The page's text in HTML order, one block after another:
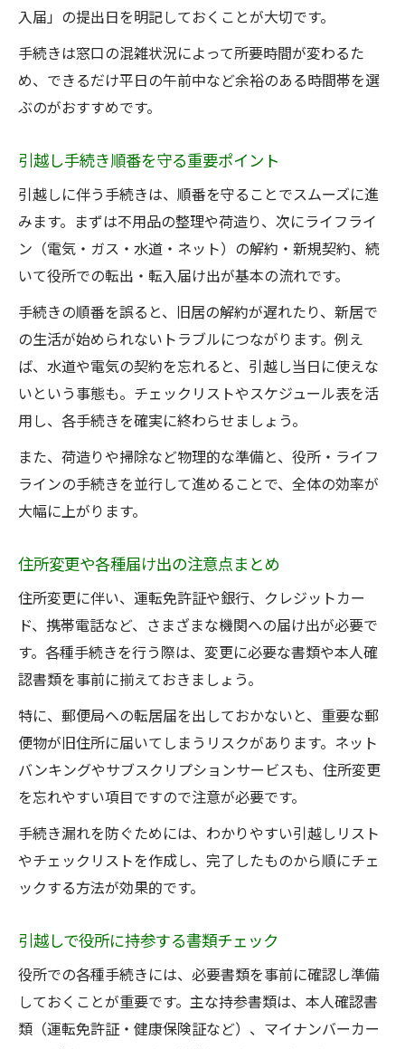
入届」の提出日を明記しておくことが大切です。
手続きは窓口の混雑状況によって所要時間が変わるた
め、できるだけ平日の午前中など余裕のある時間帯を選
ぶのがおすすめです。
引越し手続き順番を守る重要ポイント
引越しに伴う手続きは、順番を守ることでスムーズに進
みます。まずは不用品の整理や荷造り、次にライフライ
ン（電気・ガス・水道・ネット）の解約・新規契約、続
いて役所での転出・転入届け出が基本の流れです。
手続きの順番を誤ると、旧居の解約が遅れたり、新居で
の生活が始められないトラブルにつながります。例え
ば、水道や電気の契約を忘れると、引越し当日に使えな
いという事態も。チェックリストやスケジュール表を活
用し、各手続きを確実に終わらせましょう。
また、荷造りや掃除など物理的な準備と、役所・ライフ
ラインの手続きを並行して進めることで、全体の効率が
大幅に上がります。
住所変更や各種届け出の注意点まとめ
住所変更に伴い、運転免許証や銀行、クレジットカー
ド、携帯電話など、さまざまな機関への届け出が必要で
す。各種手続きを行う際は、変更に必要な書類や本人確
認書類を事前に揃えておきましょう。
特に、郵便局への転居届を出しておかないと、重要な郵
便物が旧住所に届いてしまうリスクがあります。ネット
バンキングやサブスクリプションサービスも、住所変更
を忘れやすい項目ですので注意が必要です。
手続き漏れを防ぐためには、わかりやすい引越しリスト
やチェックリストを作成し、完了したものから順にチェ
ックする方法が効果的です。
引越しで役所に持参する書類チェック
役所での各種手続きには、必要書類を事前に確認し準備
しておくことが重要です。主な持参書類は、本人確認書
類（運転免許証・健康保険証など）、マイナンバーカー